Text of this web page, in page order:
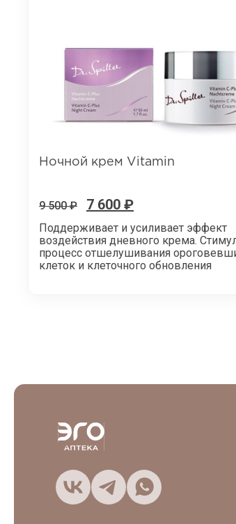
Ночной крем Vitamin
9 500₽ 7 600 ₽
Поддерживает и усиливает эффект
воздействия дневного крема.
процесс отшелушивания
клеток и клеточного обновления